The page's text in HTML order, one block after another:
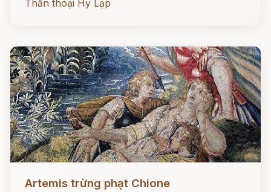
Thần thoại Hy Lạp
Artemis trừng phạt Chione